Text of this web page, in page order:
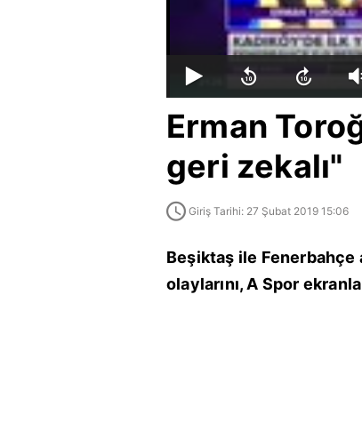
Erman
geri zekalı"
Giriş Tarihi: 27 Şubat 2019 15:06
Beşiktaş ile Fenerbahçe
olaylarını, A Spor